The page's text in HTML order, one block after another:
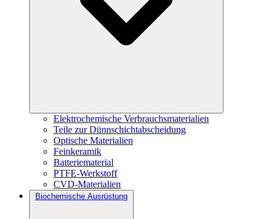
Elektrochemische Verbrauchsmaterialien
Teile zur Dünnschichtabscheidung
Optische Materialien
Feinkeramik
Batteriematerial
PTFE-Werkstoff
CVD-Materialien
Biochemische Ausrüstung